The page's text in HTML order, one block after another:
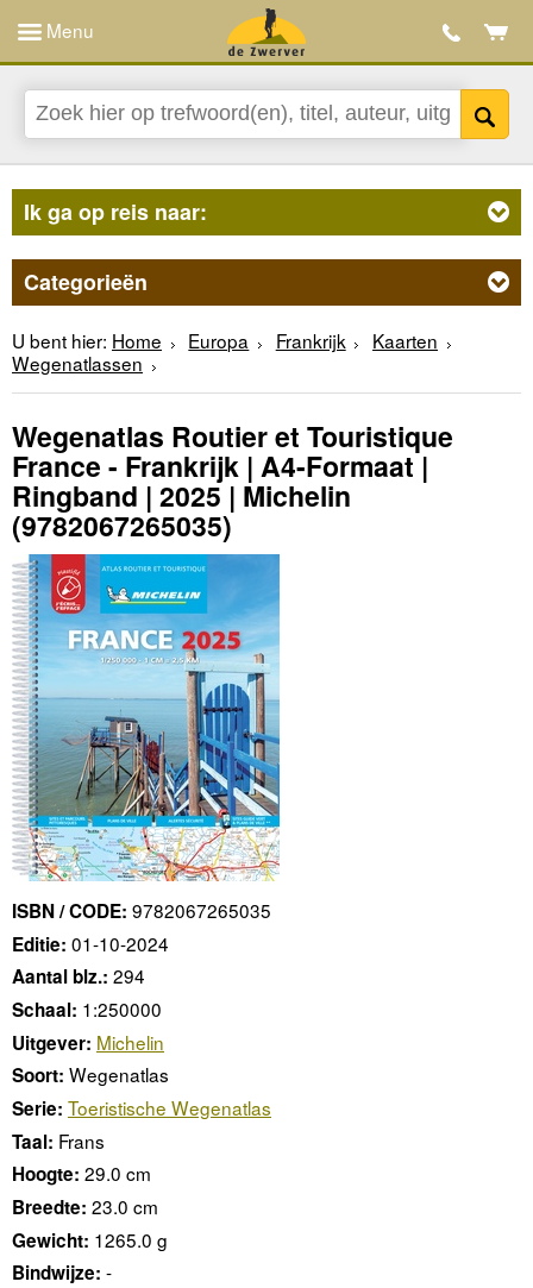
Menu
Ik ga op reis naar:
Categorieën
U bent hier: Home Europa Frankrijk
Kaarten
Wegenatlassen
Wegenatlas Routier et Touristique
France - Frankrijk | A4-Formaat |
Ringband | 2025 | Michelin
(9782067265035)
ISBN / CODE: 9782067265035
Editie: 01-10-2024
Aantal blz.: 294
Schaal: 1:250000
Uitgever: Michelin
Soort: Wegenatlas
Serie: Toeristische Wegenatlas
Taal: Frans
Hoogte: 29.0 cm
Breedte: 23.0 cm
Gewicht: 1265.0 g
Bindwijze: -